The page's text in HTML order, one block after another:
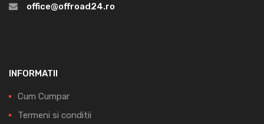
office@offroad24.ro
INFORMATII
Cum Cumpar
Termeni si conditii